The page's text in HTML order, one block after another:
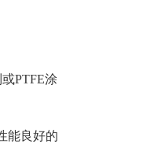
PTFE涂
能良好的